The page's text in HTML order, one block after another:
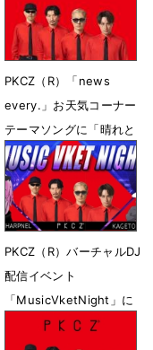
PKCZ（R）「news
every.」お天気コーナー
テーマソングに「晴れと
きどきドキドキ」が決定
6月6日 15時44分
PKCZ（R）バーチャルDJ
配信イベント
「MusicVketNight」に
出演決定